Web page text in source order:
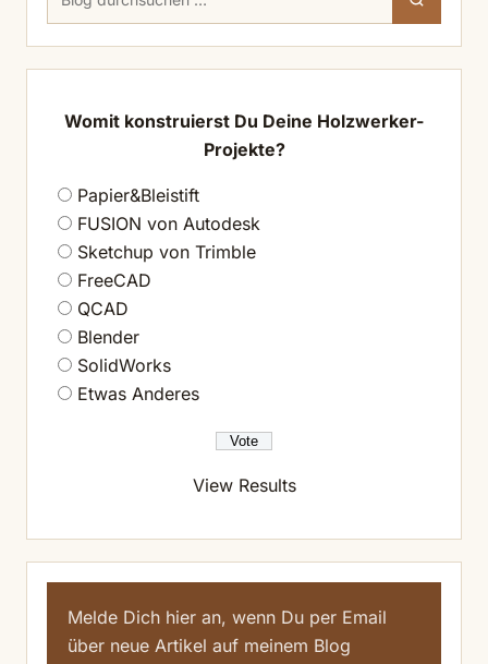
Womit konstruierst Du Deine Holzwerker-
Projekte?
Papier&Bleistift
FUSION von Autodesk
Sketchup von Trimble
FreeCAD
QCAD
Blender
SolidWorks
Etwas Anderes
View Results
Melde Dich hier an, wenn Du per Email
über neue Artikel auf meinem Blog